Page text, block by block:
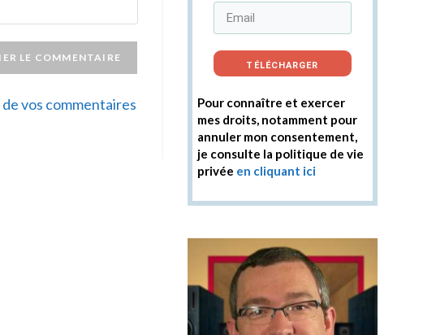
vos commentaires
TÉLÉCHARGER
Pour connaître et exercer
mes droits, notamment pour
annuler mon consentement,
je consulte la politique de vie
privée en cliquant ici